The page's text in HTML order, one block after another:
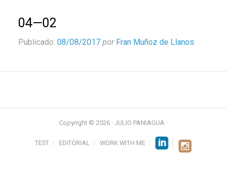
04—02
Publicado: 08/08/2017 por Fran Muñoz de Llanos
Copyright © 2026 · JULIO PANIAGUA ·
TEST EDITORIAL WORK WITH ME